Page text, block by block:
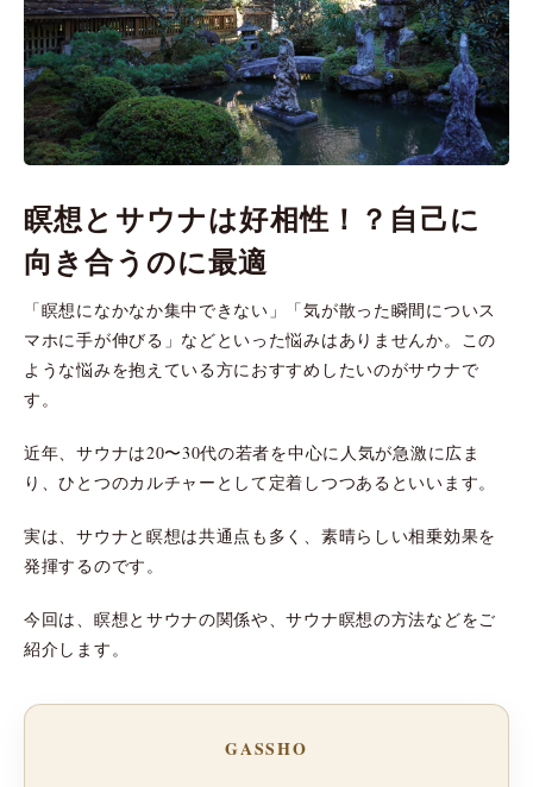
瞑想とサウナは好相性！？自己に
向き合うのに最適
「瞑想になかなか集中できない」「気が散った瞬間についス
マホに手が伸びる」などといった悩みはありませんか。この
ような悩みを抱えている方におすすめしたいのがサウナで
す。
近年、サウナは20〜30代の若者を中心に人気が急激に広ま
り、ひとつのカルチャーとして定着しつつあるといいます。
実は、サウナと瞑想は共通点も多く、素晴らしい相乗効果を
発揮するのです。
今回は、瞑想とサウナの関係や、サウナ瞑想の方法などをご
紹介します。
GASSHO